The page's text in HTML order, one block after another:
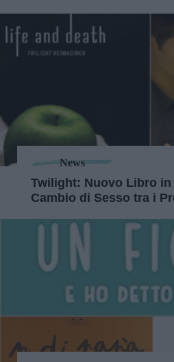
News
Twilight: Nuovo Libro in
Cambio di Sesso tra i